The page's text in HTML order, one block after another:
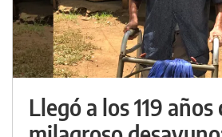
Llegó a los 119 años